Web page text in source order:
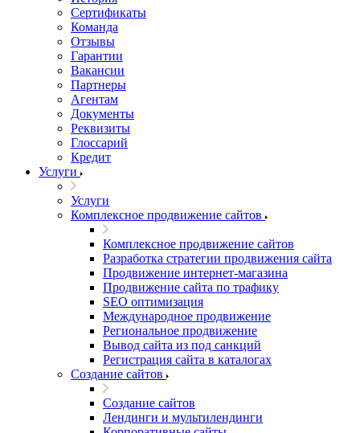
Сертификаты
Команда
Отзывы
Гарантии
Вакансии
Партнеры
Агентам
Документы
Реквизиты
Глоссарий
Кредит
Услуги
Услуги
Комплексное продвижение сайтов
Комплексное продвижение сайтов
Разработка стратегии продвижения сайта
Продвижение интернет-магазина
Продвижение сайта по трафику
SEO оптимизация
Международное продвижение
Региональное продвижение
Вывод сайта из под санкций
Регистрация сайта в каталогах
Создание сайтов
Создание сайтов
Лендинги и мультилендинги